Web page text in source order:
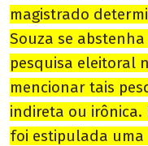
magistrado
Souza se
pesquisa eleitoral
mencionar tais
indireta ou irônica.
foi estipulada uma